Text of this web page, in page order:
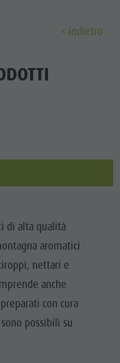
Cultura
Bar &
Ristoranti
Cook the
Mountain
Shopping
indietro
di alta qualità
aromatici
nettari e
anche
con cura
possibili su